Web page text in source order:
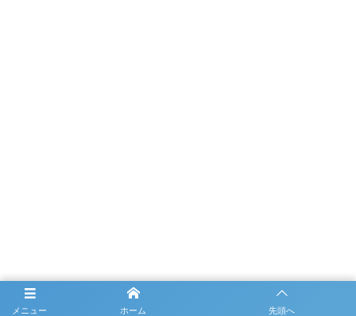
メニュー ホーム 先頭へ